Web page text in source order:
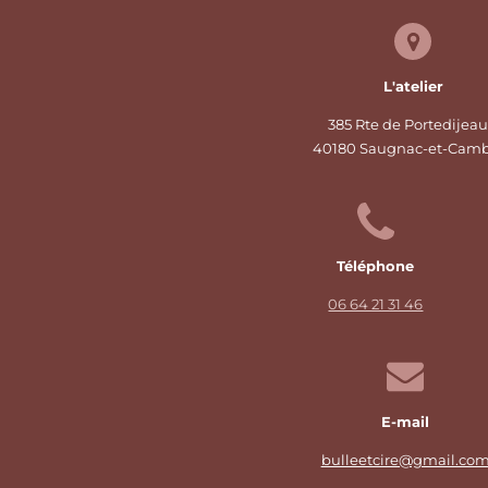
L'atelier
385 Rte de
40180 Saugnac-et-
Téléphone
06 64 21 31 46
E-mail
bulleetcire@gmail.com